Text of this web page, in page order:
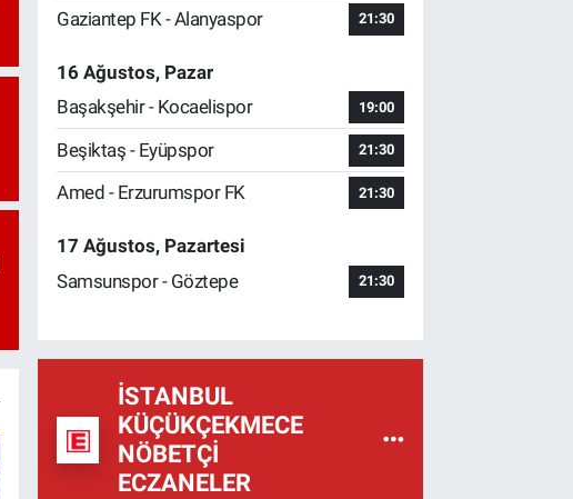
Gaziantep FK - Alanyaspor 21:30
16 Ağustos, Pazar
Başakşehir - Kocaelispor
19:00
Beşiktaş - Eyüpspor 21:30
Amed - Erzurumspor FK 21:30
17 Ağustos, Pazartesi
Samsunspor - Göztepe
21:30
İSTANBUL
KÜÇÜKÇEKMECE
NÖBETÇI
ECZANELER